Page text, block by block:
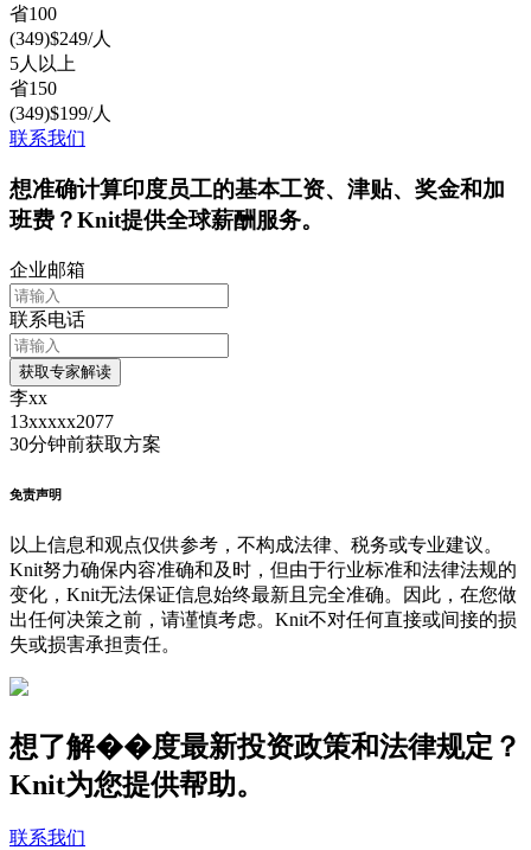
省100
(349)$249/人
5人以上
省150
(349)$199/人
联系我们
想准确计算印度员工的基本工资、津贴、奖金和加
班费？Knit提供全球薪酬服务。
企业邮箱
联系电话
获取专家解读
李xx
13xxxxx2077
30分钟前获取方案
免责声明
以上信息和观点仅供参考，不构成法律、税务或专业建议。
Knit努力确保内容准确和及时，但由于行业标准和法律法规的
变化，Knit无法保证信息始终最新且完全准确。因此，在您做
出任何决策之前，请谨慎考虑。Knit不对任何直接或间接的损
失或损害承担责任。
想了解��度最新投资政策和法律规定？
Knit为您提供帮助。
联系我们